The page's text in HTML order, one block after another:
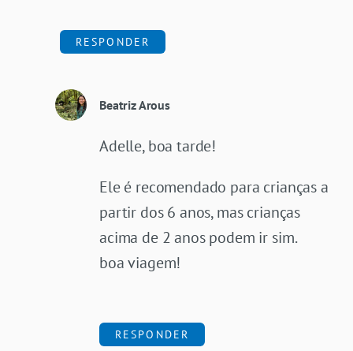
RESPONDER
Beatriz Arous
Adelle, boa tarde!
Ele é recomendado para crianças a
partir dos 6 anos, mas crianças
acima de 2 anos podem ir sim.
boa viagem!
RESPONDER